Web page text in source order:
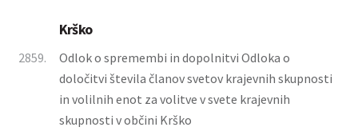
Krško
2859.
Odlok o spremembi in dopolnitvi Odloka o
določitvi števila članov svetov krajevnih skupnosti
in volilnih enot za volitve v svete krajevnih
skupnosti v občini Krško